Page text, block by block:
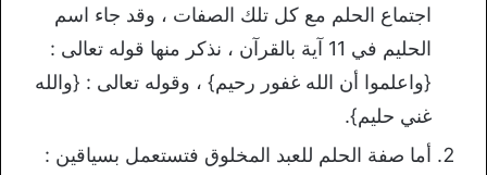
اجتماع الحلم مع كل تلك الصفات ، وقد جاء اسم
الحليم في 11 آية بالقرآن ، نذكر منها قوله تعالى :
{واعلموا أن الله غفور رحيم} ، وقوله تعالى : {والله
غني حليم}.
أما صفة الحلم للعبد المخلوق فتستعمل بسياقين :